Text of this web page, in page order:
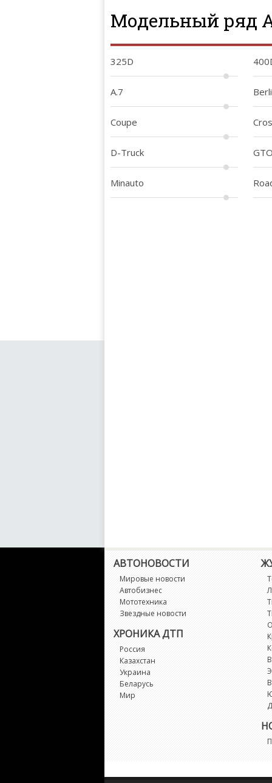
Модельный ряд
325D
A.7
Coupe
D-Truck GTO
Minauto
АВТОНОВОСТИ
Мировые новости
Автобизнес
Мототехника
Звездные новости
ХРОНИКА ДТП
Россия
Казахстан
Украина
Беларусь
Мир